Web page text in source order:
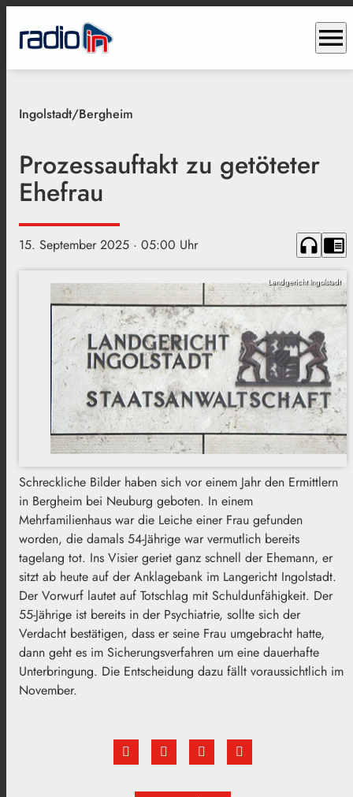
menu
Ingolstadt/Bergheim
Prozessauftakt zu getöteter
Ehefrau
15. September 2025 · 05:00 Uhr headphones chrome_reader_mode
Landgericht Ingolstadt
Schreckliche Bilder haben sich vor einem Jahr den Ermittlern
in Bergheim bei Neuburg geboten. In einem
Mehrfamilienhaus war die Leiche einer Frau gefunden
worden, die damals 54-Jährige war vermutlich bereits
tagelang tot. Ins Visier geriet ganz schnell der Ehemann, er
sitzt ab heute auf der Anklagebank im Langericht Ingolstadt.
Der Vorwurf lautet auf Totschlag mit Schuldunfähigkeit. Der
55-Jährige ist bereits in der Psychiatrie, sollte sich der
Verdacht bestätigen, dass er seine Frau umgebracht hatte,
dann geht es im Sicherungsverfahren um eine dauerhafte
Unterbringung. Die Entscheidung dazu fällt voraussichtlich im
November.